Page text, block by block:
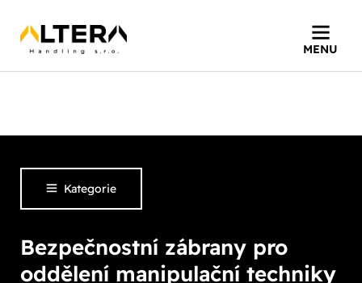
MENU
oddělení manipulační
Kategorie
Bezpečnostní zábrany pro
oddělení manipulační techniky